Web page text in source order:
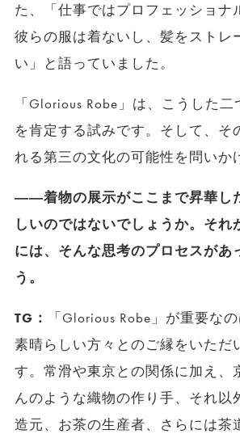
た、「仕事ではプロフェッショナ
彼らの服は着ないし、髪をストレ
い」と語っていました。
「Glorious Robe」は、こうした
を肯定する試みです。そして、そ
れる第三の文化の可能性を問いか
――着物の展示がここまで昇華し
しいのではないでしょうか。それ
には、そんな思考のプロセスがあ
う。
TG：
「Glorious Robe」が重要な
素晴らしい方々とのご縁をいただ
す。常滑や東京との関係に加え、
んのような織物の作り手、それ以
造元、お茶の生産者、さらには茶